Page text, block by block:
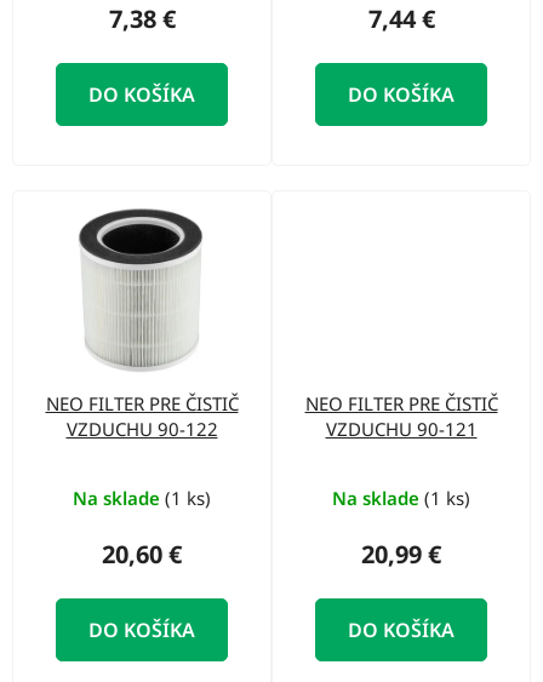
7,38 €
DO KOŠÍKA
7,44 €
DO KOŠÍKA
NEO FILTER PRE ČISTIČ
VZDUCHU 90-122
Na sklade (1 ks)
20,60 €
DO KOŠÍKA
NEO FILTER PRE ČISTIČ
VZDUCHU 90-121
Na sklade (1 ks)
20,99 €
DO KOŠÍKA